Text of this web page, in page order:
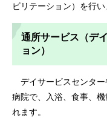
ビリテーション）を行い
通所サービス（デ
ョン）
デイサービスセンター
病院で、入浴、食事、
れます。